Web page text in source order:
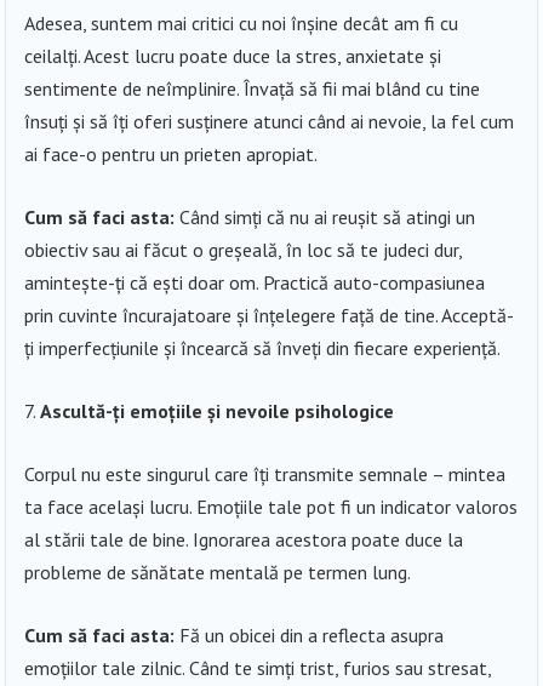
Adesea, suntem mai critici cu noi înșine decât am fi cu
ceilalți. Acest lucru poate duce la stres, anxietate și
sentimente de neîmplinire. Învață să fii mai blând cu tine
însuți și să îți oferi susținere atunci când ai nevoie, la fel cum
ai face-o pentru un prieten apropiat.
Cum să faci asta: Când simți că nu ai reușit să atingi un
obiectiv sau ai făcut o greșeală, în loc să te judeci dur,
amintește-ți că ești doar om. Practică auto-compasiunea
prin cuvinte încurajatoare și înțelegere față de tine. Acceptă-
ți imperfecțiunile și încearcă să înveți din fiecare experiență.
Ascultă-ți emoțiile și nevoile psihologice
Corpul nu este singurul care îți transmite semnale – mintea
ta face același lucru. Emoțiile tale pot fi un indicator valoros
al stării tale de bine. Ignorarea acestora poate duce la
probleme de sănătate mentală pe termen lung.
Cum să faci asta: Fă un obicei din a reflecta asupra
emoțiilor tale zilnic. Când te simți trist, furios sau stresat,